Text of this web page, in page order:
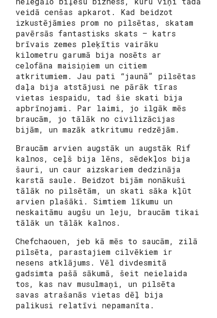
veidā cenšas apkarot. Kad beidzot
izkustējāmies prom no pilsētas, skatam
pavērsās fantastisks skats — katrs
brīvais zemes pleķītis vairāku
kilometru garumā bija nosēts ar
celofāna maisiņiem un citiem
atkritumiem. Jau pati “jaunā” pilsētas
daļa bija atstājusi ne pārāk tīras
vietas iespaidu, tad šie skati bija
apbrīnojami. Par laimi, jo ilgāk mēs
braucām, jo tālāk no civilizācijas
bijām, un mazāk atkritumu redzējām.
Braucām arvien augstāk un augstāk Rif
kalnos, ceļš bija lēns, sēdekļos bija
šauri, un caur aizskariem dedzināja
karstā saule. Beidzot bijām nonākuši
tālāk no pilsētām, un skati sāka kļūt
arvien plašāki. Simtiem līkumu un
neskaitāmu augšu un leju, braucām tikai
tālāk un tālāk kalnos.
Chefchaouen, jeb kā mēs to saucām, zilā
pilsēta, parastajiem cilvēkiem ir
nesens atklājums. Vēl divdesmitā
gadsimta pašā sākumā, šeit neielaida
tos, kas nav musulmaņi, un pilsēta
savas atrašanās vietas dēļ bija
palikusi relatīvi nepamanīta.